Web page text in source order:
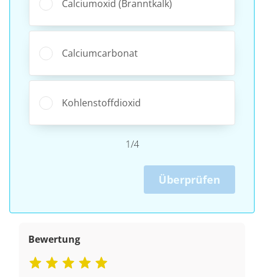
Calciumoxid (Branntkalk)
Calciumcarbonat
Kohlenstoffdioxid
1/4
Überprüfen
Bewertung